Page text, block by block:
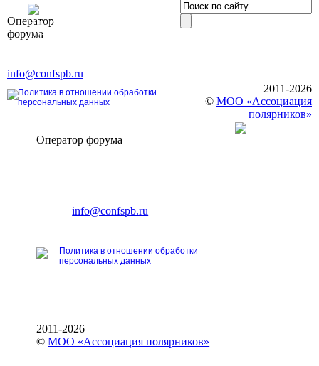
Оператор
форума
Элит»
196191, г. Санкт-Петербург,
info@confspb.ru
Политика в отношении обработки
персональных данных
2011-2026
© МОО «Ассоциация
полярников»
Оператор форума
E-mail:info@confspb.ru
Политика в отношении обработки
персональных данных
2011-2026
©МОО «Ассоциация полярников»